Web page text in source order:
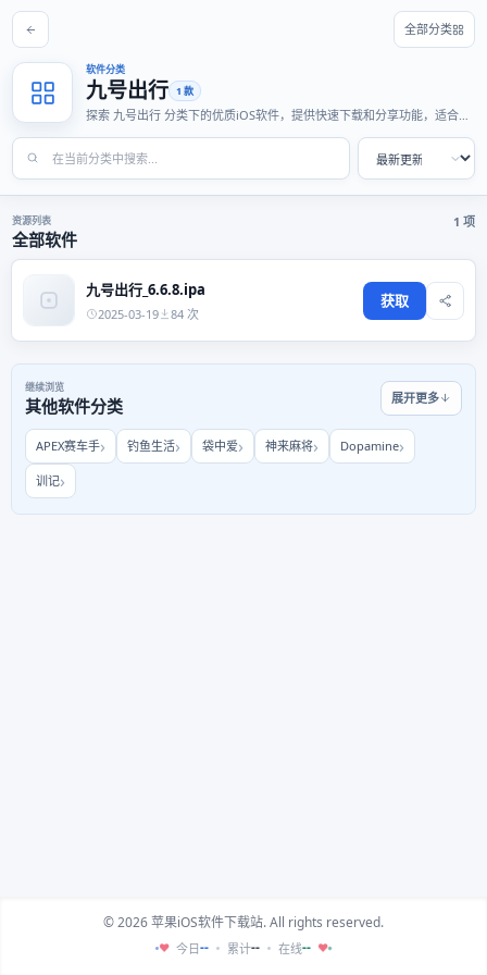
全部分类
软件分类
九号出行 1 款
探索 九号出行 分类下的优质iOS软件，提供快速下载和分享功能，适合各
资源列表
全部软件
1 项
九号出行_6.6.8.ipa
2025-03-19 84 次
获取
继续浏览
其他软件分类 展开更多
APEX赛车手 钓鱼生活 袋中爱 神来麻将 Dopamine
训记
© 2026 苹果iOS软件下载站. All rights reserved.
♥ 今日-- 累计-- 在线-- ♥